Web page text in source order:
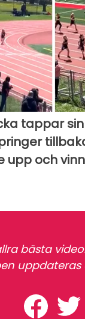
tappar
upp och
bästa
uppdateras